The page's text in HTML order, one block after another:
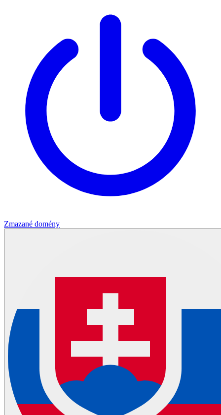
Zmazané domény